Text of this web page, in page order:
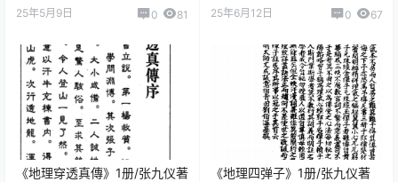
25年5月9日 0 81 25年6月12日 0 67
《地理穿透真傳》1册/张九仪著 《地理四弹子》1册/张九仪著